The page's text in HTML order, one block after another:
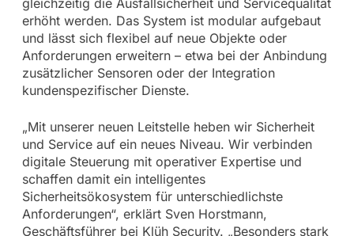
erhöht werden. Das System ist modular aufgebaut
und lässt sich flexibel auf neue Objekte oder
Anforderungen erweitern – etwa bei der Anbindung
zusätzlicher Sensoren oder der Integration
kundenspezifischer Dienste.
„Mit unserer neuen Leitstelle heben wir Sicherheit
und Service auf ein neues Niveau. Wir verbinden
digitale Steuerung mit operativer Expertise und
schaffen damit ein intelligentes
Sicherheitsökosystem für unterschiedlichste
Anforderungen“, erklärt Sven Horstmann,
Geschäftsführer bei Klüh Security. „Besonders stark